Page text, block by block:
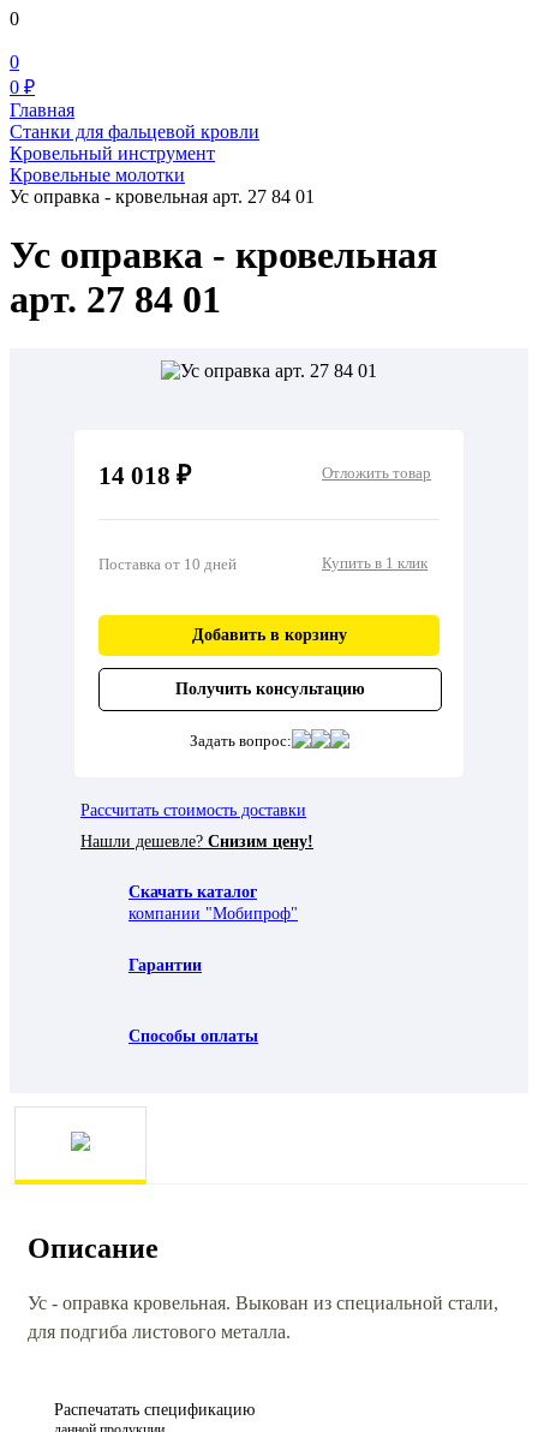
0
0
0 ₽
Главная
Станки для фальцевой кровли
Кровельный инструмент
Кровельные молотки
Ус оправка - кровельная арт. 27 84 01
Ус оправка - кровельная
арт. 27 84 01
14 018 ₽ Отложить товар
Поставка от 10 дней Купить в 1 клик
Добавить в корзину
Получить консультацию
Задать вопрос:
Рассчитать стоимость доставки
Нашли дешевле? Снизим цену!
Скачать каталог
компании "Мобипроф"
Гарантии
Способы оплаты
Описание
Ус - оправка кровельная. Выкован из специальной стали,
для подгиба листового металла.
Распечатать спецификацию